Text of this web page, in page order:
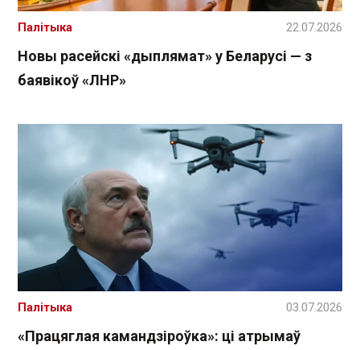
Новы расейскі «дыплямат» у Беларусі — з
баявікоў «ЛНР»
Палітыка 22.07.2026
«Працяглая камандзіроўка»: ці атрымаў
Палітыка 03.07.2026